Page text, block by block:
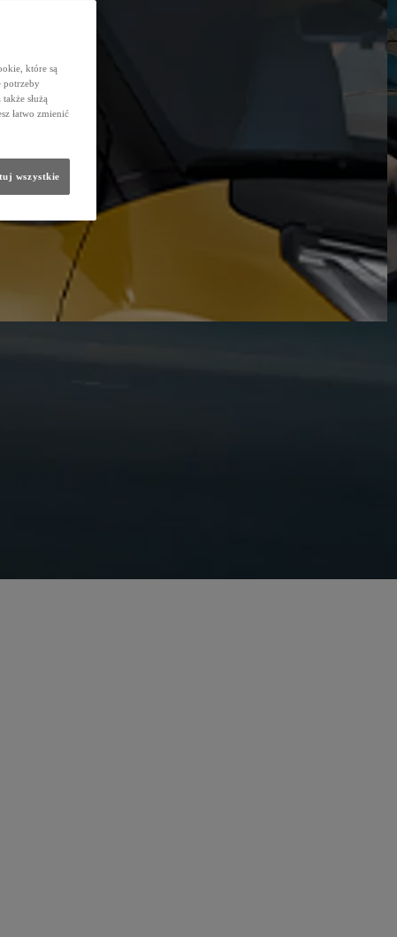
które są
potrzeby
służą
łatwo zmienić
wszystkie